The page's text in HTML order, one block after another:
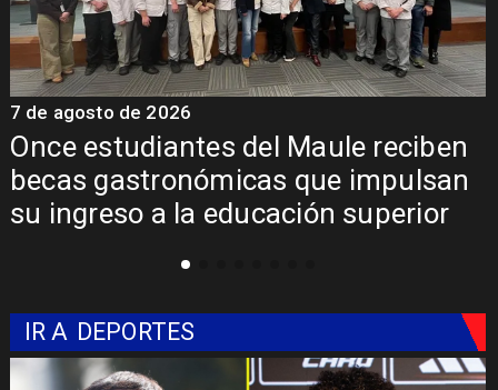
Álvarez-Salamanca lidera la apuesta
regional para consolidar el Paso
Pehuenche como alternativa a Los
7 de agosto de 2026
IR A DEPORTES